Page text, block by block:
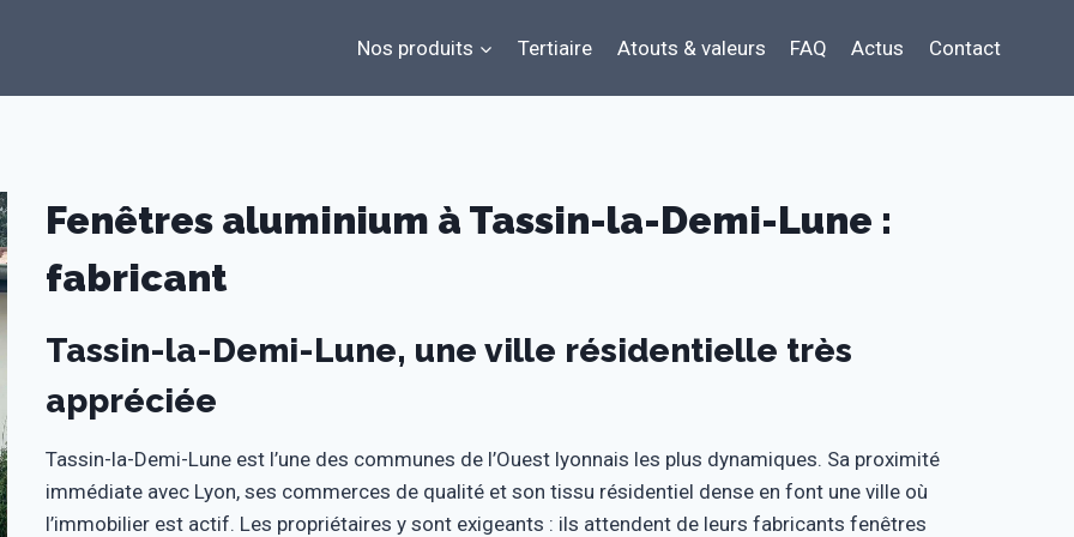
Nos produits Tertiaire Atouts & valeurs FAQ Actus Contact
Fenêtres aluminium à Tassin-la-Demi-Lune :
fabricant
Tassin-la-Demi-Lune, une ville résidentielle très
appréciée
Tassin-la-Demi-Lune est l’une des communes de l’Ouest lyonnais les plus dynamiques. Sa proximité
immédiate avec Lyon, ses commerces de qualité et son tissu résidentiel dense en font une ville où
l’immobilier est actif. Les propriétaires y sont exigeants : ils attendent de leurs fabricants fenêtres